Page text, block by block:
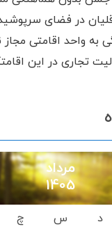
اینترنت
گیرنده
در فضای
به واحد اقامتی
تجاری در این
مرداد
1405
د س چ